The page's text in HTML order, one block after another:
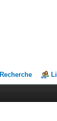
Recherche